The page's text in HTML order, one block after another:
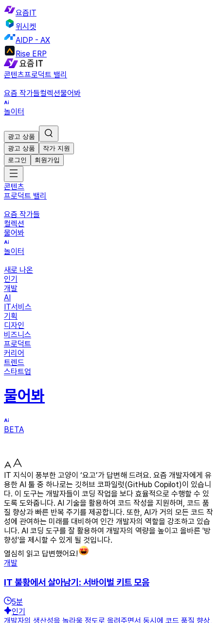
요즘IT
위시켓
AIDP - AX
Rise ERP
콘텐츠프로덕트 밸리
요즘 작가들컬렉션물어봐
놀이터
광고 상품
광고 상품
작가 지원
로그인
회원가입
콘텐츠
프로덕트 밸리
요즘 작가들
컬렉션
물어봐
놀이터
새로 나온
인기
개발
AI
IT서비스
기획
디자인
비즈니스
프로덕트
커리어
트렌드
스타트업
물어봐
BETA
IT 지식이 풍부한 고양이 ‘요고’가 답변해 드려요. 요즘 개발자에게 유
용한 AI 툴 중 하나로는 깃허브 코파일럿(GitHub Copilot)이 있습니
다. 이 도구는 개발자들이 코딩 작업을 보다 효율적으로 수행할 수 있
도록 도와줍니다. AI 기술을 활용하여 코드 작성을 지원하며, 코드 품
질 향상과 빠른 반복 주기를 제공합니다. 또한, AI가 거의 모든 코드 작
성에 관여하는 미래를 대비하여 인간 개발자의 역할을 강조하고 있습
니다. AI 코딩 도구를 잘 활용하여 개발자의 역량을 높이고 올바른 '방
향성'을 제시할 수 있게 될 것입니다.
열심히 읽고 답변했어요!
개발
IT 불황에서 살아남기: 서바이벌 키트 모음
5분
인기
개발자의 생산성을 놀라울 정도로 올려주면서 동시에 코드 품질 향상,